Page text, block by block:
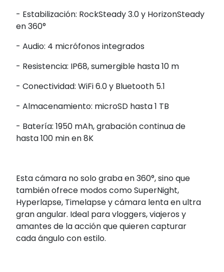
- Estabilización: RockSteady3.0 y HorizonSteady
en 360°
- Audio: 4 micrófonos integrados
- Resistencia: IP68, sumergible hasta 10 m
- Conectividad: WiFi6.0 y Bluetooth 5.1
- Almacenamiento: microSD hasta 1 TB
- Batería: 1950 mAh, grabación continua de
hasta 100 min en 8K
Esta cámara no solo graba en 360°, sino que
también ofrece modos comoSuperNight,
Hyperlapse, Timelapsey cámara lenta en ultra
gran angular. Ideal paravloggers, viajeros y
amantes de la acción que quieren capturar
cada ángulo con estilo.